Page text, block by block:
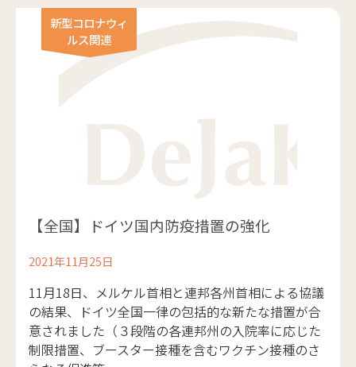
新型コロナウィ
ルス関連
【全国】ドイツ国内防疫措置の強化
2021年11月25日
11月18日、メルケル首相と連邦各州首相による協議
の結果、ドイツ全国一律の包括的な新たな措置が合
意されました（３段階の各連邦州の入院率に応じた
制限措置、ブースター接種を含むワクチン接種のさ